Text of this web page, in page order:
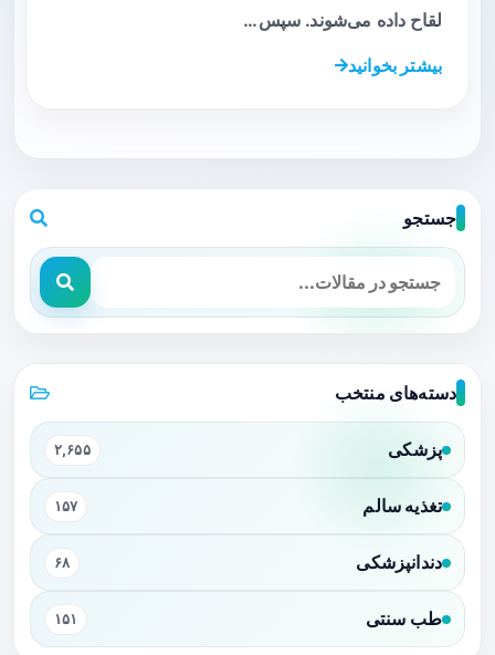
لقاح داده می‌شوند. سپس…
بیشتر بخوانید
جستجو
دسته‌های منتخب
پزشکی ۲,۶۵۵
تغذیه سالم ۱۵۷
دندانپزشکی ۶۸
طب سنتی ۱۵۱